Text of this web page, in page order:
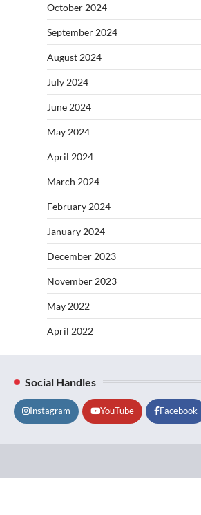
October 2024
September 2024
August 2024
July 2024
June 2024
May 2024
April 2024
March 2024
February 2024
January 2024
December 2023
November 2023
May 2022
April 2022
Social Handles
Instagram YouTube Facebook